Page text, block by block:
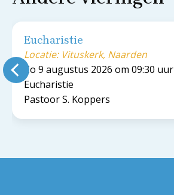
Eucharistie
Locatie: Vituskerk, Naarden
Zo 9 augustus 2026 om 09:30 uur
Eucharistie
Pastoor S. Koppers